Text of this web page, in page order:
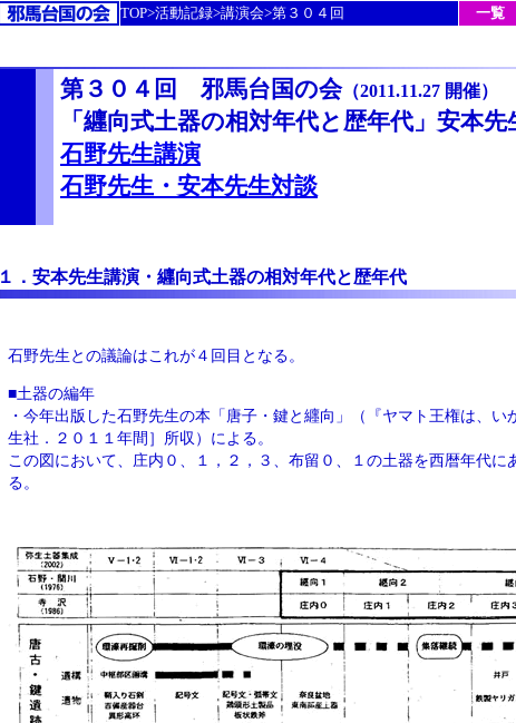
TOP>活動記録>講演会>第３０４回 一覧
第３０４回 邪馬台国の会（2011.11.27 開催）
「纒向式土器の相対年代と歴年代」安本先
石野先生講演
石野先生・安本先生対談
１．安本先生講演・纒向式土器の相対年代と歴年代
石野先生との議論はこれが４回目となる。
■土器の編年
・今年出版した石野先生の本「唐子・鍵と纒向」（『ヤマト王権は、い
生社．２０１１年間］所収）による。
この図において、庄内０、１，２，３、布留０、１の土器を西暦年代に
る。